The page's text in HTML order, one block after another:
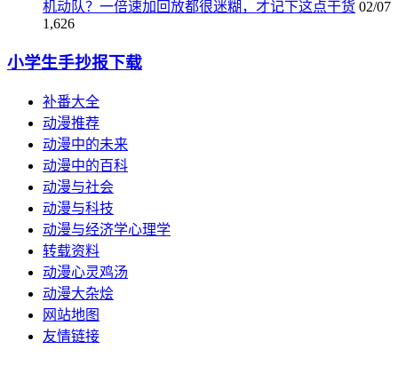
机动队？一倍速加回放都很迷糊，才记下这点干货 02/07
1,626
小学生手抄报下载
补番大全
动漫推荐
动漫中的未来
动漫中的百科
动漫与社会
动漫与科技
动漫与经济学心理学
转载资料
动漫心灵鸡汤
动漫大杂烩
网站地图
友情链接